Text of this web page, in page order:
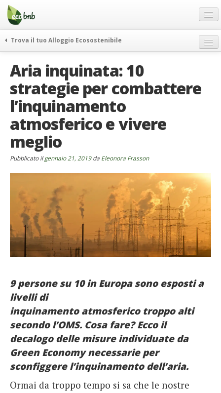
Menu
Salta
contenuto
Offerte Speciali
Regali
FAQ
Chi Siamo
Partner
Contatti
Italiano
English
Spanish
French
Italiano
Trova il tuo Alloggio Ecosostenibile
itinerari
curiosità
vivere e viaggiare verde
news ed eventi
ecohotel
rassegna stampa
Aria inquinata: 10
strategie per combattere
l’inquinamento
atmosferico e vivere
meglio
Pubblicato ilgennaio 21, 2019da Eleonora Frasson
9 persone su 10 in Europa sono esposti a
livelli di
inquinamento atmosferico troppo alti
secondo l’OMS. Cosa fare? Ecco il
decalogo delle misure individuate da
Green Economy necessarie per
sconfiggere l’inquinamento dell’aria.
Ormai da troppo tempo si sa che le nostre